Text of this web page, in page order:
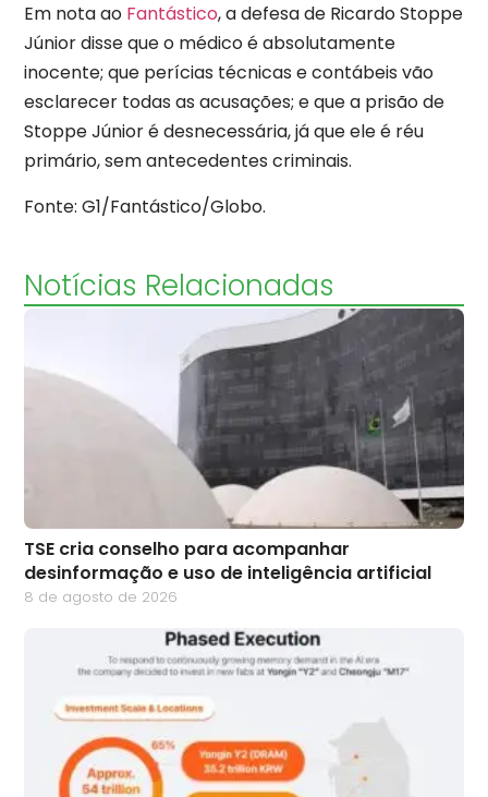
Em nota ao Fantástico, a defesa de Ricardo Stoppe
Júnior disse que o médico é absolutamente
inocente; que perícias técnicas e contábeis vão
esclarecer todas as acusações; e que a prisão de
Stoppe Júnior é desnecessária, já que ele é réu
primário, sem antecedentes criminais.
Fonte: G1/Fantástico/Globo.
Notícias Relacionadas
TSE cria conselho para acompanhar
desinformação e uso de inteligência artificial
8 de agosto de 2026